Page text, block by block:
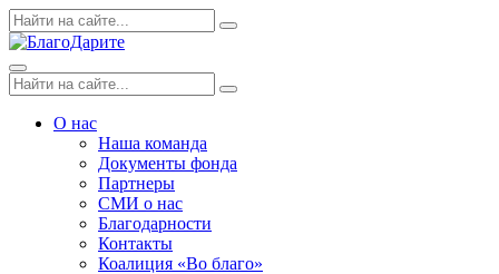
Skip
to
Поиск
по:
Search
Menu
Поиск
по:
Search
О нас
Наша команда
Документы фонда
Партнеры
СМИ о нас
Благодарности
Контакты
Коалиция «Во благо»